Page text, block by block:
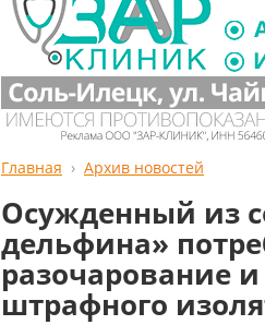
Главная Архив новостей
Осужденный из
дельфина»
разочарование
штрафного